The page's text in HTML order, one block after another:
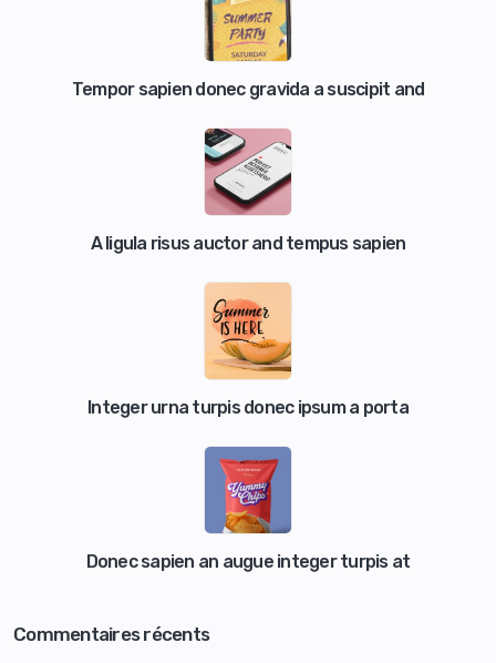
Tempor sapien donec gravida a suscipit and
A ligula risus auctor and tempus sapien
Integer urna turpis donec ipsum a porta
Donec sapien an augue integer turpis at
Commentaires récents